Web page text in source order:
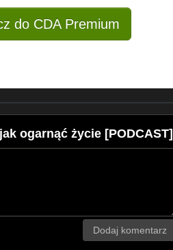
do CDA Premium
ogarnąć życie [PODCAST]
Dodaj komentarz